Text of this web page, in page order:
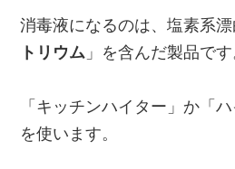
消毒液になるのは、塩素系
トリウム 」を含んだ製品です
「キッチンハイター」か「
を使います。